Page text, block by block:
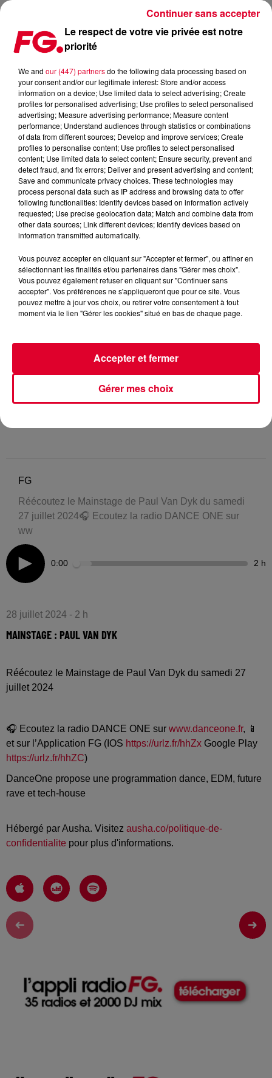
MAINSTAGE : PAUL VAN DYK
FG
Réécoutez le Mainstage de Paul Van Dyk du samedi
27 juillet 2024🎧 Ecoutez la radio DANCE ONE sur
ww
0:00 2 h
28 juillet 2024 - 2 h
MAINSTAGE : PAUL VAN DYK
Réécoutez le Mainstage de Paul Van Dyk du samedi 27
juillet 2024
🎧 Ecoutez la radio DANCE ONE sur www.danceone.fr, 📱
et sur l’Application FG (IOS https://urlz.fr/hhZx Google Play
https://urlz.fr/hhZC)
DanceOne propose une programmation dance, EDM, future
rave et tech-house
Hébergé par Ausha. Visitez ausha.co/politique-de-
confidentialite pour plus d'informations.
Le respect de votre vie privée est notre
priorité
We and our (447) partnersdo the following data processing based on
your consent and/or our legitimate interest: Store and/or access
information on a device; Use limited data to select advertising; Create
profiles for personalised advertising; Use profiles to select personalised
advertising; Measure advertising performance; Measure content
performance; Understand audiences through statistics or combinations
of data from different sources; Develop and improve services; Create
profiles to personalise content; Use profiles to select personalised
content; Use limited data to select content; Ensure security, prevent and
detect fraud, and fix errors; Deliver and present advertising and content;
Save and communicate privacy choices. These technologies may
process personal data such as IP address and browsing data to offer
following functionalities: Identify devices based on information actively
requested; Use precise geolocation data; Match and combine data from
other data sources; Link different devices; Identify devices based on
information transmitted automatically.
Vous pouvez accepter en cliquant sur "Accepter et fermer", ou affiner en
sélectionnant les finalités et/ou partenaires dans "Gérer mes choix".
Vous pouvez également refuser en cliquant sur "Continuer sans
accepter". Vos préférences ne s'appliqueront que pour ce site. Vous
pouvez mettre à jour vos choix, ou retirer votre consentement à tout
moment via le lien "Gérer les cookies" situé en bas de chaque page.
Gérer mes choix
Accepter et fermer
Continuer sans accepter